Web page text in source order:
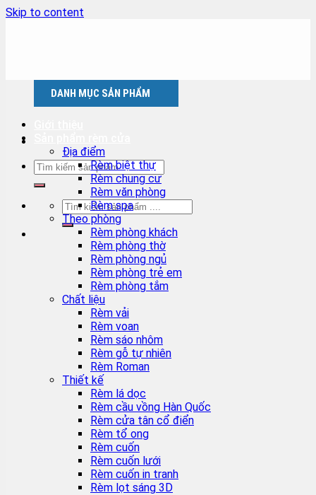
Skip to content
DANH MỤC SẢN PHẨM
Địa điểm
Rèm biệt thự
Rèm chung cư
Rèm văn phòng
Rèm spa
Theo phòng
Rèm phòng khách
Rèm phòng thờ
Rèm phòng ngủ
Rèm phòng trẻ em
Rèm phòng tắm
Chất liệu
Rèm vải
Rèm voan
Rèm sáo nhôm
Rèm gỗ tự nhiên
Rèm Roman
Thiết kế
Rèm lá dọc
Rèm cầu vồng Hàn Quốc
Rèm cửa tân cổ điển
Rèm tổ ong
Rèm cuốn
Rèm cuốn lưới
Rèm cuốn in tranh
Rèm lọt sáng 3D